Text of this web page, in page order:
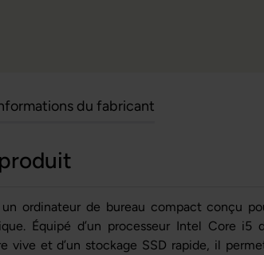
du fabricant
ordinateur de bureau compact conçu
Équipé d’un processeur Intel Core i5
vive et d’un stockage SSD rapide, il